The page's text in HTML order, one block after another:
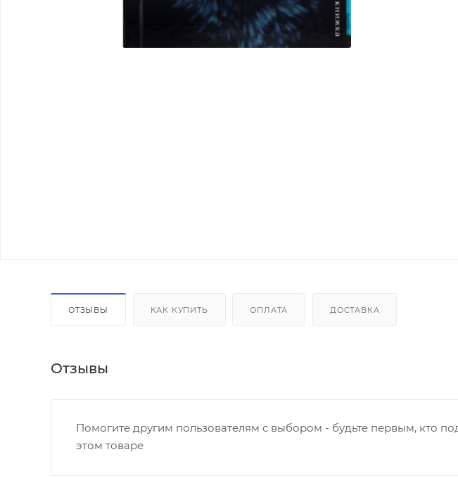
ОТЗЫВЫ КАК КУПИТЬ ОПЛАТА ДОСТАВКА
Отзывы
Помогите другим пользователям с выбором - будьте первым, кто
этом товаре